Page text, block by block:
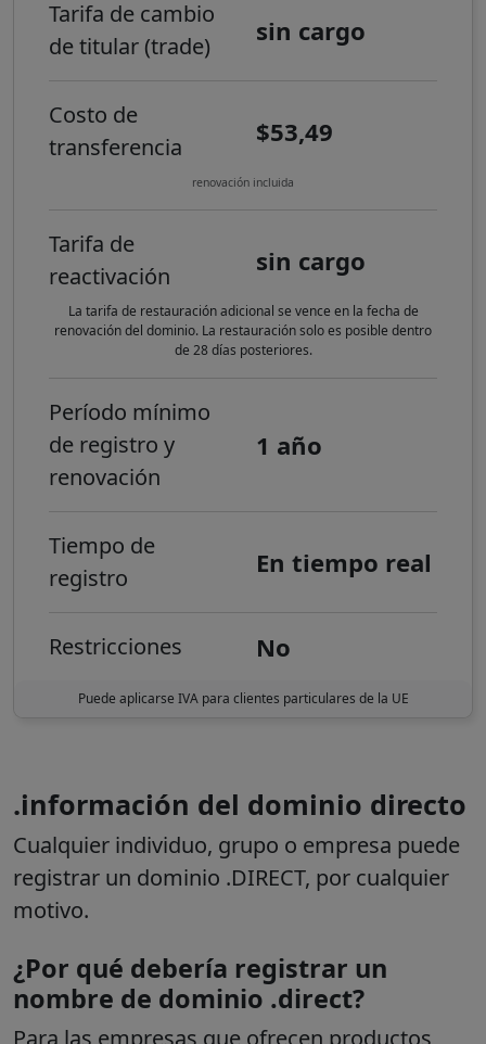
Tarifa de cambio
de titular (trade)
sin cargo
Costo de
transferencia
$53,49
renovación incluida
Tarifa de
reactivación
sin cargo
La tarifa de restauración adicional se vence en la fecha de
renovación del dominio. La restauración solo es posible dentro
de 28 días posteriores.
Período mínimo
de registro y
renovación
1 año
Tiempo de
registro
En tiempo real
Restricciones No
Puede aplicarse IVA para clientes particulares de la UE
.información del dominio directo
Cualquier individuo, grupo o empresa puede
registrar un dominio .DIRECT, por cualquier
motivo.
¿Por qué debería registrar un
nombre de dominio .direct?
Para las empresas que ofrecen productos